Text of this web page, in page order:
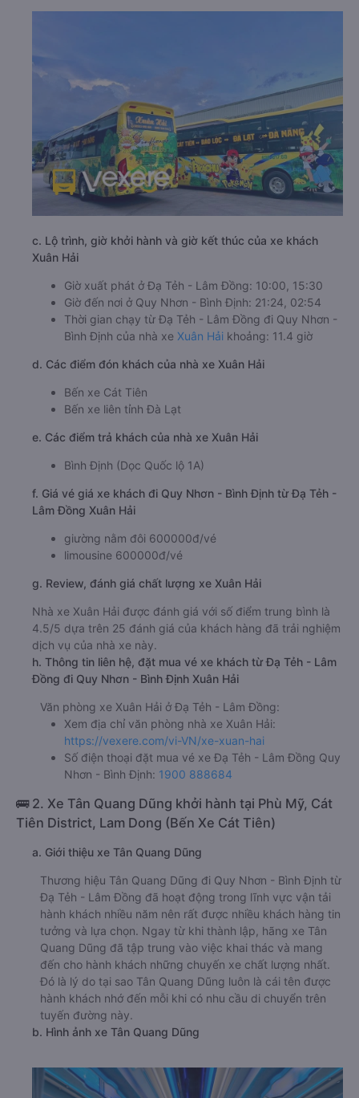
c. Lộ trình, giờ khởi hành và giờ kết thúc của xe khách
Xuân Hải
Giờ xuất phát ở Đạ Tẻh - Lâm Đồng: 10:00, 15:30
Giờ đến nơi ở Quy Nhơn - Bình Định: 21:24, 02:54
Thời gian chạy từ Đạ Tẻh - Lâm Đồng đi Quy Nhơn -
Bình Định của nhà xe Xuân Hải khoảng: 11.4 giờ
d. Các điểm đón khách của nhà xe Xuân Hải
Bến xe Cát Tiên
Bến xe liên tỉnh Đà Lạt
e. Các điểm trả khách của nhà xe Xuân Hải
Bình Định (Dọc Quốc lộ 1A)
f. Giá vé giá xe khách đi Quy Nhơn - Bình Định từ Đạ Tẻh -
Lâm Đồng Xuân Hải
giường nằm đôi 600000đ/vé
limousine 600000đ/vé
g. Review, đánh giá chất lượng xe Xuân Hải
Nhà xe Xuân Hải được đánh giá với số điểm trung bình là
4.5/5 dựa trên 25 đánh giá của khách hàng đã trải nghiệm
dịch vụ của nhà xe này.
h. Thông tin liên hệ, đặt mua vé xe khách từ Đạ Tẻh - Lâm
Đồng đi Quy Nhơn - Bình Định Xuân Hải
Văn phòng xe Xuân Hải ở Đạ Tẻh - Lâm Đồng:
Xem địa chỉ văn phòng nhà xe Xuân Hải:
https://vexere.com/vi-VN/xe-xuan-hai
Số điện thoại đặt mua vé xe Đạ Tẻh - Lâm Đồng Quy
Nhơn - Bình Định: 1900 888684
🚌 2. Xe Tân Quang Dũng khởi hành tại Phù Mỹ, Cát
Tiên District, Lam Dong (Bến Xe Cát Tiên)
a. Giới thiệu xe Tân Quang Dũng
Thương hiệu Tân Quang Dũng đi Quy Nhơn - Bình Định từ
Đạ Tẻh - Lâm Đồng đã hoạt động trong lĩnh vực vận tải
hành khách nhiều năm nên rất được nhiều khách hàng tin
tưởng và lựa chọn. Ngay từ khi thành lập, hãng xe Tân
Quang Dũng đã tập trung vào việc khai thác và mang
đến cho hành khách những chuyến xe chất lượng nhất.
Đó là lý do tại sao Tân Quang Dũng luôn là cái tên được
hành khách nhớ đến mỗi khi có nhu cầu di chuyển trên
tuyến đường này.
b. Hình ảnh xe Tân Quang Dũng